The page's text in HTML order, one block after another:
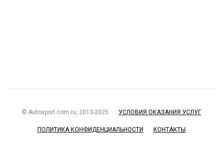
© Autosport.com.ru, 2013-2025 УСЛОВИЯ ОКАЗАНИЯ УСЛУГ
ПОЛИТИКА КОНФИДЕНЦИАЛЬНОСТИ КОНТАКТЫ